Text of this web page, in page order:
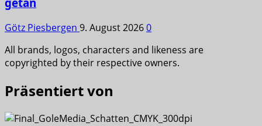
Götz Piesbergen 9. August 20260
All brands, logos, characters and likeness are
copyrighted by their respective owners.
Präsentiert von